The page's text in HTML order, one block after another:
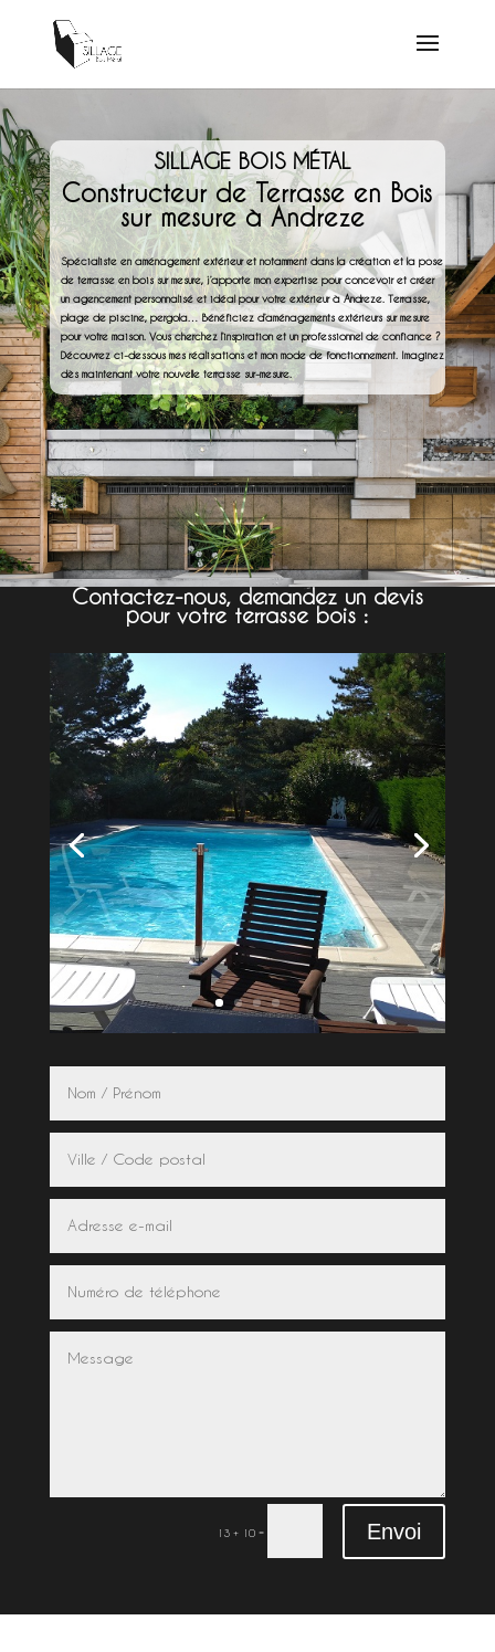
SILLAGE BOIS MÉTAL
Constructeur de Terrasse en Bois
sur mesure à Andreze
Spécialiste en aménagement extérieur et notamment dans la création et la pose
de terrasse en bois sur mesure, j’apporte mon expertise pour concevoir et créer
un agencement personnalisé et idéal pour votre extérieur à Andreze. Terrasse,
plage de piscine, pergola… Bénéficiez d’aménagements extérieurs sur mesure
pour votre maison. Vous cherchez l’inspiration et un professionnel de confiance ?
Découvrez ci-dessous mes réalisations et mon mode de fonctionnement. Imaginez
dès maintenant votre nouvelle terrasse sur-mesure.
Contactez-nous, demandez un devis
pour votre terrasse bois :
13 + 10 = Envoi